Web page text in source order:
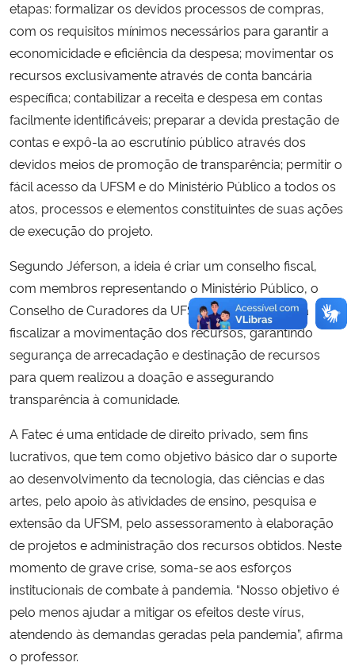
etapas: formalizar os devidos processos de compras,
com os requisitos mínimos necessários para garantir a
economicidade e eficiência da despesa; movimentar os
recursos exclusivamente através de conta bancária
específica; contabilizar a receita e despesa em contas
facilmente identificáveis; preparar a devida prestação de
contas e expô-la ao escrutínio público através dos
devidos meios de promoção de transparência; permitir o
fácil acesso da UFSM e do Ministério Público a todos os
atos, processos e elementos constituintes de suas ações
de execução do projeto.
Segundo Jéferson, a ideia é criar um conselho fiscal,
com membros representando o Ministério Público, o
Conselho de Curadores da UFSM e a Proplan, para
fiscalizar a movimentação dos recursos, garantindo
segurança de arrecadação e destinação de recursos
para quem realizou a doação e assegurando
transparência à comunidade.
A Fatec é uma entidade de direito privado, sem fins
lucrativos, que tem como objetivo básico dar o suporte
ao desenvolvimento da tecnologia, das ciências e das
artes, pelo apoio às atividades de ensino, pesquisa e
extensão da UFSM, pelo assessoramento à elaboração
de projetos e administração dos recursos obtidos. Neste
momento de grave crise, soma-se aos esforços
institucionais de combate à pandemia. “Nosso objetivo é
pelo menos ajudar a mitigar os efeitos deste vírus,
atendendo às demandas geradas pela pandemia”, afirma
o professor.